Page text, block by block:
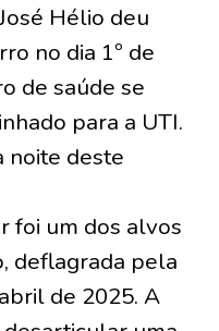
Hélio deu
no dia 1º de
de saúde se
para a UTI.
noite deste
foi um dos alvos
deflagrada pela
de 2025. A